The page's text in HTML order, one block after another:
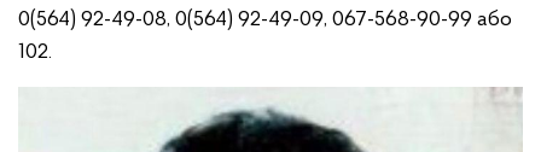
0(564) 92-49-08, 0(564) 92-49-09, 067-568-90-99 або
102.